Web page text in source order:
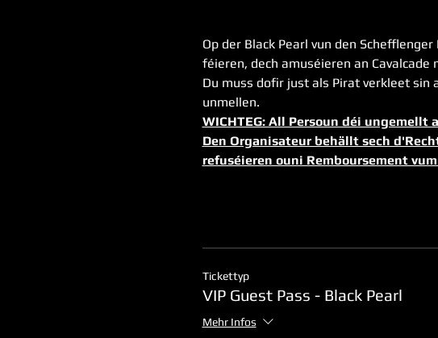
Op der Black Pearl vun den
féieren, dech amuséieren an
Du muss dofir just als Pirat verkleet sin
unmellen.
WICHTEG: All Persoun déi
Den Organisateur behällt sech
refuséieren ouni Remboursement
Tickettyp
VIP Guest Pass - Black Pearl
Mehr Infos